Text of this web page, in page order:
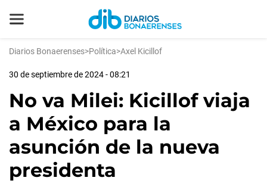
Diarios Bonaerenses>Política>Axel Kicillof
30 de septiembre de 2024 - 08:21
No va Milei: Kicillof viaja
a México para la
asunción de la nueva
presidenta